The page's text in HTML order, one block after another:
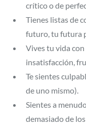
crítico o de
Tienes listas de
futuro, tu futura
Vives tu vida
insatisfacción,
Te sientes
de uno mismo).
Sientes a
demasiado de